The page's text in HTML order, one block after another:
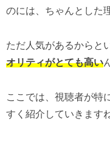
のには、ちゃんとした
ただ人気があるからと
オリティがとても高い
ここでは、視聴者が特
すく紹介していきますね